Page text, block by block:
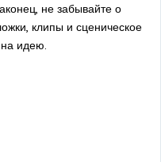
не забывайте о
клипы и сценическое
идею.